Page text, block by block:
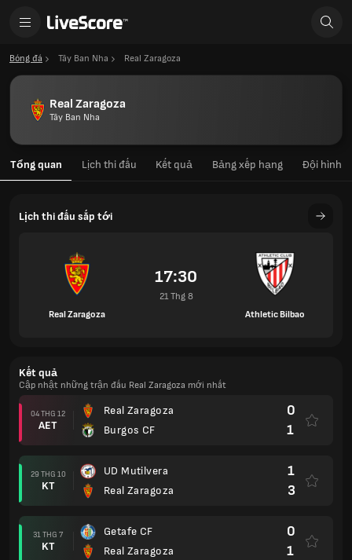
Bóng đá Tây Ban Nha Real Zaragoza
Real Zaragoza
Tây Ban Nha
Tổng quan Lịch thi đấu Kết quả Bảng xếp hạng Đội hình
Lịch thi đấu sắp tới
Real Zaragoza
17:30
21 Thg 8
Athletic Bilbao
Kết quả
Cập nhật những trận đấu Real Zaragoza mới nhất
04 THG 12
AET
Real Zaragoza
Burgos CF
0
1
29 THG 10
KT
UD Mutilvera
Real Zaragoza
1
3
31 THG 7
KT
Getafe CF
Real Zaragoza
0
1